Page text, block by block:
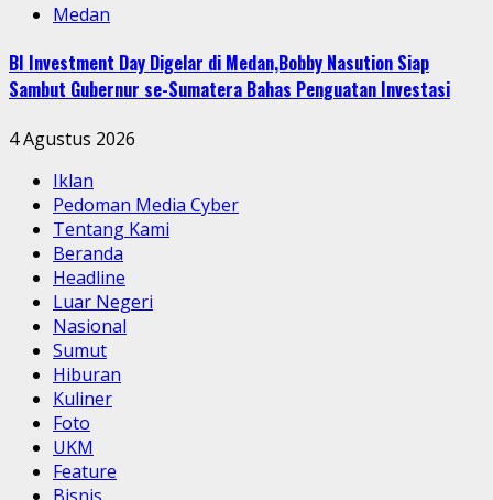
Medan
BI Investment Day Digelar di Medan,Bobby Nasution Siap
Sambut Gubernur se-Sumatera Bahas Penguatan Investasi
4 Agustus 2026
Iklan
Pedoman Media Cyber
Tentang Kami
Beranda
Headline
Luar Negeri
Nasional
Sumut
Hiburan
Kuliner
Foto
UKM
Feature
Bisnis